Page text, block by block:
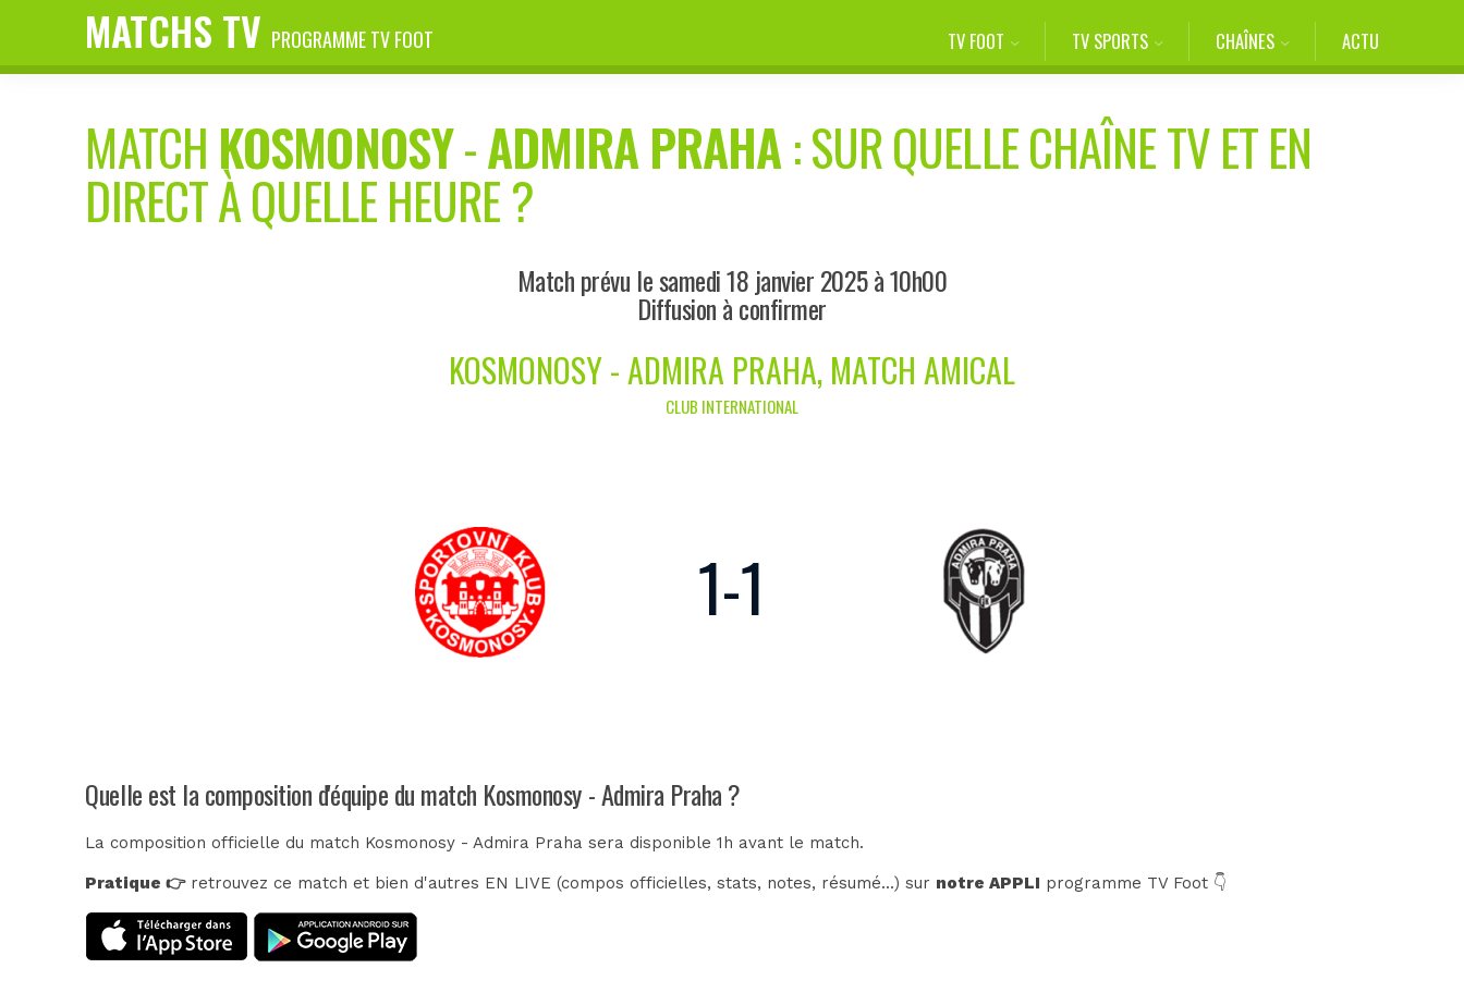
MATCHS TV PROGRAMME TV FOOT TV FOOT TV SPORTS CHAÎNES ACTU
MATCH KOSMONOSY-ADMIRA PRAHA: SUR QUELLE CHAÎNE TV ET EN
DIRECT À QUELLE HEURE ?
Match prévu le samedi 18 janvier 2025 à 10h00
Diffusion à confirmer
KOSMONOSY - ADMIRA PRAHA, MATCH AMICAL
CLUB INTERNATIONAL
1-1
Quelle est la composition d'équipe du match Kosmonosy - Admira Praha ?
La composition officielle du match Kosmonosy - Admira Praha sera disponible 1h avant le match.
Pratique 👉retrouvez ce match et bien d'autres EN LIVE (compos officielles, stats, notes, résumé...) sur notre APPLI programme TV Foot 👇